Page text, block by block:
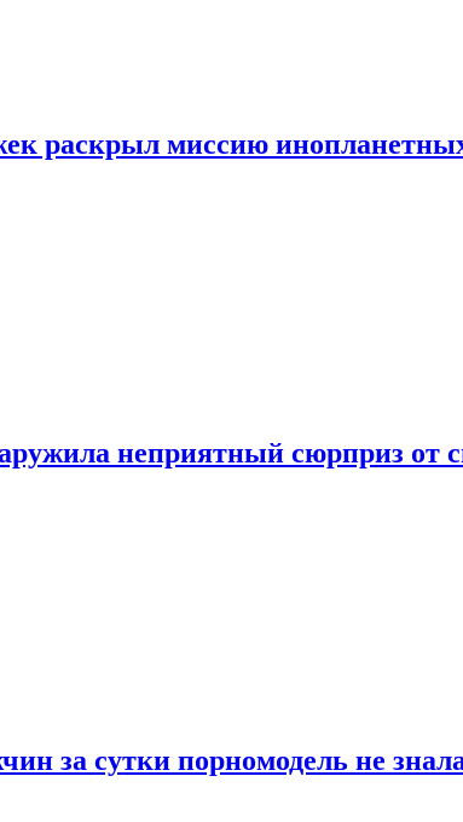
раскрыл миссию
неприятный сюрприз от
за сутки порномодель не